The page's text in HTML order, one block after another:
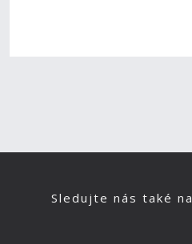
Sledujte nás také na